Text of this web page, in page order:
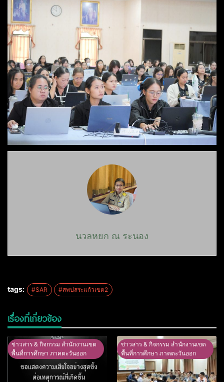
นวลหยก ณ ระนอง
tags: #SAR #สพปสระแก้วเขต2
เรื่องที่เกี่ยวข้อง
ข่าวสาร & กิจกรรม สำนักงานเขต
พื้นที่การศึกษา ภาคตะวันออก
ข่าวสาร & กิจกรรม สำนักงานเขต
พื้นที่การศึกษา ภาคตะวันออก